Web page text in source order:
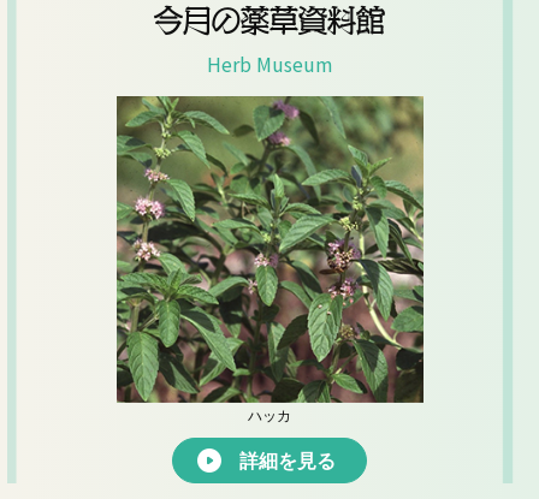
今月の薬草資料館
Herb Museum
ハッカ
詳細を見る